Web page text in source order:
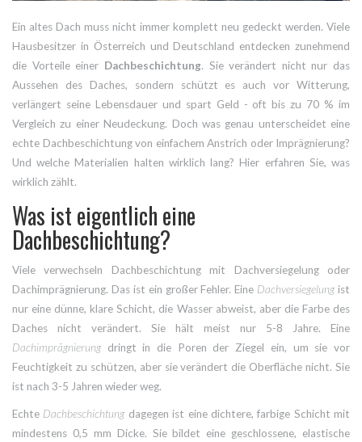
Ein altes Dach muss nicht immer komplett neu gedeckt werden. Viele
Hausbesitzer in Österreich und Deutschland entdecken zunehmend
die Vorteile einer Dachbeschichtung. Sie verändert nicht nur das
Aussehen des Daches, sondern schützt es auch vor Witterung,
verlängert seine Lebensdauer und spart Geld - oft bis zu 70 % im
Vergleich zu einer Neudeckung. Doch was genau unterscheidet eine
echte Dachbeschichtung von einfachem Anstrich oder Imprägnierung?
Und welche Materialien halten wirklich lang? Hier erfahren Sie, was
wirklich zählt.
Was ist eigentlich eine
Dachbeschichtung?
Viele verwechseln Dachbeschichtung mit Dachversiegelung oder
Dachimprägnierung. Das ist ein großer Fehler. Eine Dachversiegelung ist
nur eine dünne, klare Schicht, die Wasser abweist, aber die Farbe des
Daches nicht verändert. Sie hält meist nur 5-8 Jahre. Eine
Dachimprägnierung dringt in die Poren der Ziegel ein, um sie vor
Feuchtigkeit zu schützen, aber sie verändert die Oberfläche nicht. Sie
ist nach 3-5 Jahren wieder weg.
Echte Dachbeschichtung dagegen ist eine dichtere, farbige Schicht mit
mindestens 0,5 mm Dicke. Sie bildet eine geschlossene, elastische